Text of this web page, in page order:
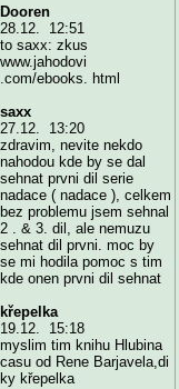
Dooren
28.12. 12:51
to saxx: zkus
www.jahodovi
.com/ebooks. html
saxx
27.12. 13:20
zdravim, nevite nekdo
nahodou kde by se dal
sehnat prvni dil serie
nadace ( nadace ), celkem
bez problemu jsem sehnal
2 . & 3. dil, ale nemuzu
sehnat dil prvni. moc by
se mi hodila pomoc s tim
kde onen prvni dil sehnat
křepelka
19.12. 15:18
myslim tim knihu Hlubina
casu od Rene Barjavela,di
ky křepelka